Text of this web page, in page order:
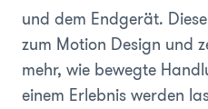
und dem Endgerät.
zum Motion Design und
mehr, wie bewegte
einem Erlebnis werden